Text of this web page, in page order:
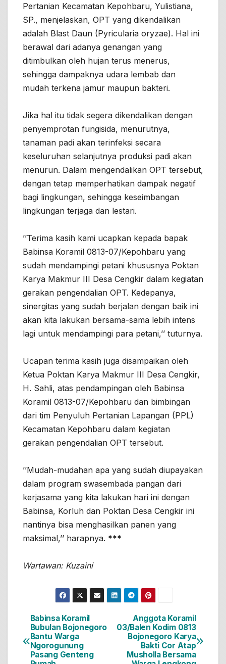
Pertanian Kecamatan Kepohbaru, Yulistiana,
SP., menjelaskan, OPT yang dikendalikan
adalah Blast Daun (Pyricularia oryzae). Hal ini
berawal dari adanya genangan yang
ditimbulkan oleh hujan terus menerus,
sehingga dampaknya udara lembab dan
mudah terkena jamur maupun bakteri.
Jika hal itu tidak segera dikendalikan dengan
penyemprotan fungisida, menurutnya,
tanaman padi akan terinfeksi secara
keseluruhan selanjutnya produksi padi akan
menurun. Dalam mengendalikan OPT tersebut,
dengan tetap memperhatikan dampak negatif
bagi lingkungan, sehingga keseimbangan
lingkungan terjaga dan lestari.
’’Terima kasih kami ucapkan kepada bapak
Babinsa Koramil 0813-07/Kepohbaru yang
sudah mendampingi petani khususnya Poktan
Karya Makmur III Desa Cengkir dalam kegiatan
gerakan pengendalian OPT. Kedepanya,
sinergitas yang sudah berjalan dengan baik ini
akan kita lakukan bersama-sama lebih intens
lagi untuk mendampingi para petani,’’ tuturnya.
Ucapan terima kasih juga disampaikan oleh
Ketua Poktan Karya Makmur III Desa Cengkir,
H. Sahli, atas pendampingan oleh Babinsa
Koramil 0813-07/Kepohbaru dan bimbingan
dari tim Penyuluh Pertanian Lapangan (PPL)
Kecamatan Kepohbaru dalam kegiatan
gerakan pengendalian OPT tersebut.
’’Mudah-mudahan apa yang sudah diupayakan
dalam program swasembada pangan dari
kerjasama yang kita lakukan hari ini dengan
Babinsa, Korluh dan Poktan Desa Cengkir ini
nantinya bisa menghasilkan panen yang
maksimal,’’ harapnya. ***
Wartawan: Kuzaini
Navigasi
pos
Anggota Koramil
03/Balen Kodim 0813
Bojonegoro Karya
Bakti Cor Atap
Musholla Bersama
Babinsa Koramil
Bubulan Bojonegoro
Bantu Warga
Ngorogunung
Pasang Genteng